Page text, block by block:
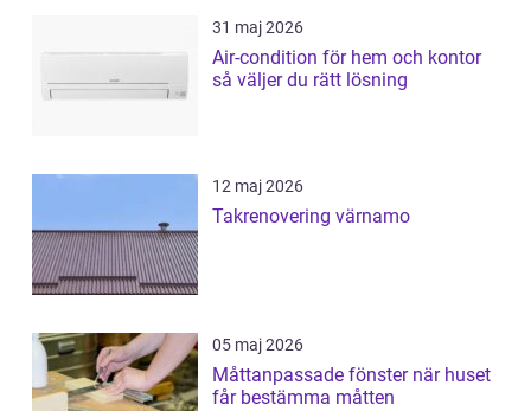
31 maj 2026
Air-condition för hem och kontor
så väljer du rätt lösning
12 maj 2026
Takrenovering värnamo
05 maj 2026
Måttanpassade fönster när huset
får bestämma måtten